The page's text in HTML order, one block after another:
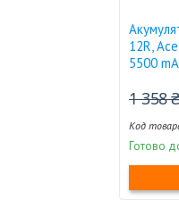
12R,
5500
1 358 ₴
Готово